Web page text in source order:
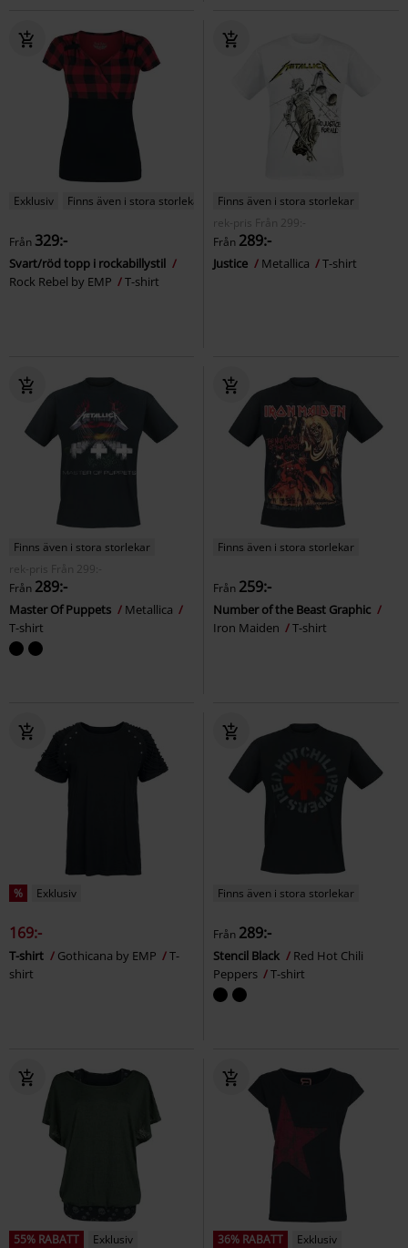
Exklusiv Finns även i stora storlekar
Från 329:-
Svart/röd topp i rockabillystil
Rock Rebel by EMP
T-shirt
Finns även i stora storlekar
rek-pris
Från 299:-
Från 289:-
Justice Metallica T-shirt
Finns även i stora storlekar
rek-pris
Från 299:-
Från 289:-
Master Of Puppets
Metallica
T-shirt
Finns även i stora storlekar
Från 259:-
Number of the Beast Graphic
Iron Maiden
T-shirt
% Exklusiv
169:-
T-shirt Gothicana by EMP
T-
shirt
Finns även i stora storlekar
Från 289:-
Stencil Black
Red Hot Chili
Peppers
T-shirt
55% RABATT
Exklusiv
36% RABATT
Exklusiv